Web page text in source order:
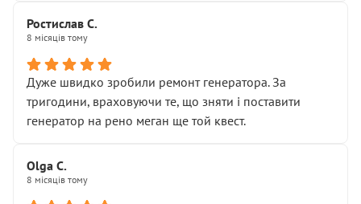
Хотілося б більше:
• належної уваги до авто
• прозорості в роботах і рахунках
• реальної діагностики, а не формального
“подивились і поїхав”
На жаль, складається враження, що сервіс працює не
Стосовно комунікації - все добре
звертатися до цього автосервісу.
Ростислав С.
8 місяців тому
Дуже швидко зробили ремонт генератора. За
тригодини, враховуючи те, що зняти і поставити
генератор на рено меган ще той квест.
Olga С.
8 місяців тому